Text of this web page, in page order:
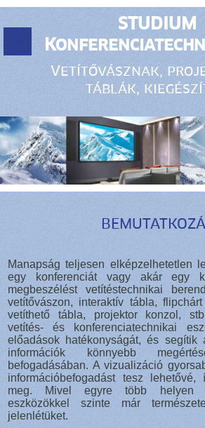
STUDIUM
Vetítővásznak,
táblák,
Manapság teljesen elképzelhetetlen
egy konferenciát vagy akár egy
megbeszélést vetítéstechnikai
vetítővászon, interaktív tábla,
vetíthető tábla, projektor konzol,
vetítés- és konferenciatechnikai
előadások hatékonyságát, és segítik
információk könnyebb
befogadásában. A vizualizáció
információbefogadást tesz
meg. Mivel egyre több helyen
eszközökkel szinte már
jelenlétüket.